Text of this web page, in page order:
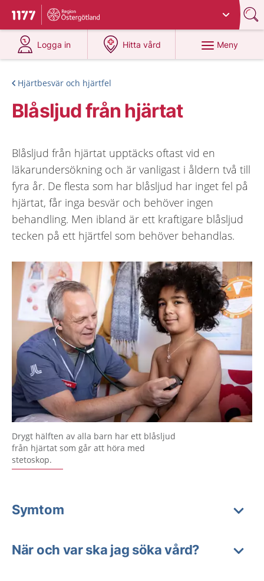
Till startsidan för 1177
Du har valt region
Logga in
på 1177.se
Hitta vård
på 1177.se
Meny
Hjärtbesvär och hjärtfel
Blåsljud från hjärtat
Blåsljud från hjärtat upptäcks oftast vid en
läkarundersökning och är vanligast i åldern två till
fyra år. De flesta som har blåsljud har inget fel på
hjärtat, får inga besvär och behöver ingen
behandling. Men ibland är ett kraftigare blåsljud
tecken på ett hjärtfel som behöver behandlas.
Drygt hälften av alla barn har ett blåsljud
från hjärtat som går att höra med
stetoskop.
Symtom
När och var ska jag söka vård?